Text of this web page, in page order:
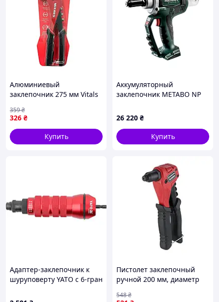
Алюминиевый
заклепочник 275 мм Vitals
326 ₴
359₴
Купить
Аккумуляторный
заклепочник METABO NP
26 220 ₴
Купить
Адаптер-заклепочник к
шуруповерту YATO с 6-гран
2.4, 3.2, 4, 4.8, 6, 6.4
Пистолет заклепочный
ручной 200 мм, диаметр
INTERTOOL RT-0015 (RT-
548₴